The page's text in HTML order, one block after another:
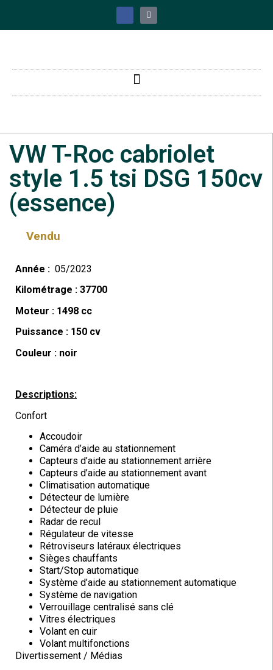
VW T-Roc cabriolet
style 1.5 tsi DSG 150cv
(essence)
Vendu
Année : 05/2023
Kilométrage : 37700
Moteur : 1498 cc
Puissance : 150 cv
Couleur : noir
Descriptions:
Confort
Accoudoir
Caméra d’aide au stationnement
Capteurs d’aide au stationnement arrière
Capteurs d’aide au stationnement avant
Climatisation automatique
Détecteur de lumière
Détecteur de pluie
Radar de recul
Régulateur de vitesse
Rétroviseurs latéraux électriques
Sièges chauffants
Start/Stop automatique
Système d’aide au stationnement automatique
Système de navigation
Verrouillage centralisé sans clé
Vitres électriques
Volant en cuir
Volant multifonctions
Divertissement / Médias